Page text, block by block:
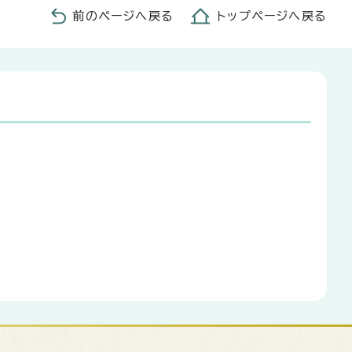
前のページへ戻る トップページへ戻る